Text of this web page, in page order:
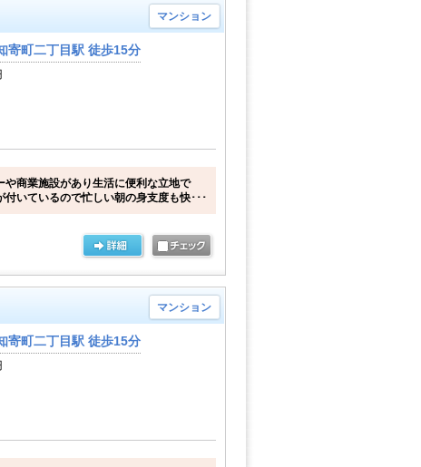
マンション
寄町二丁目駅 徒歩15分
や商業施設があり生活に便利な立地で
付いているので忙しい朝の身支度も快･･･
マンション
寄町二丁目駅 徒歩15分